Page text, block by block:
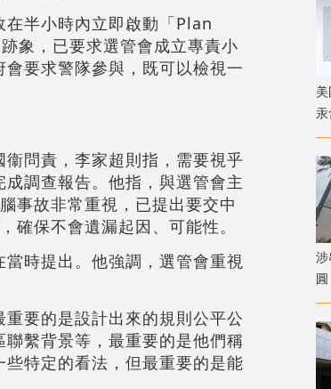
半小時內立即啟動「Plan
象，已要求選管會成立專責小
要求警隊參與，既可以檢視一
問責，李家超則指，需要視乎
調查報告。他指，與選管會主
事故非常重視，已提出要交中
確保不會遺漏起因、可能性。
時提出。他強調，選管會重視
要的是設計出來的規則公平公
繫背景等，最重要的是他們稱
特定的看法，但最重要的是能
涉
年